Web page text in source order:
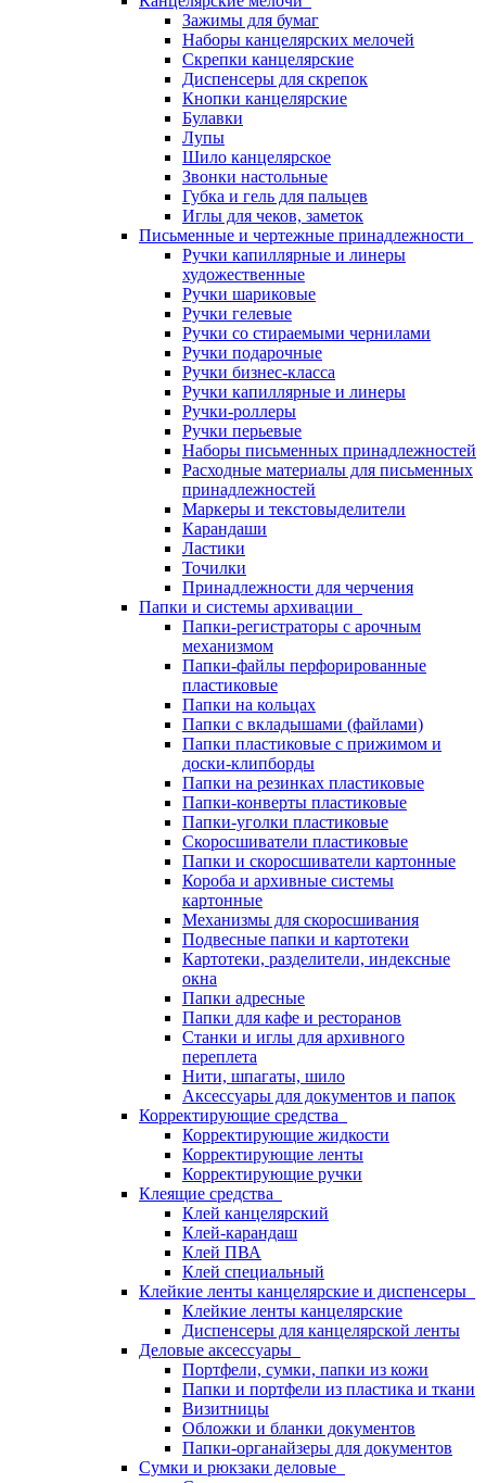
Зажимы для бумаг
Наборы канцелярских мелочей
Скрепки канцелярские
Диспенсеры для скрепок
Кнопки канцелярские
Булавки
Лупы
Шило канцелярское
Звонки настольные
Губка и гель для пальцев
Иглы для чеков, заметок
Письменные и чертежные принадлежности
Ручки капиллярные и линеры
художественные
Ручки шариковые
Ручки гелевые
Ручки со стираемыми чернилами
Ручки подарочные
Ручки бизнес-класса
Ручки капиллярные и линеры
Ручки-роллеры
Ручки перьевые
Наборы письменных принадлежностей
Расходные материалы для письменных
принадлежностей
Маркеры и текстовыделители
Карандаши
Ластики
Точилки
Принадлежности для черчения
Папки и системы архивации
Папки-регистраторы с арочным
механизмом
Папки-файлы перфорированные
пластиковые
Папки на кольцах
Папки с вкладышами (файлами)
Папки пластиковые с прижимом и
доски-клипборды
Папки на резинках пластиковые
Папки-конверты пластиковые
Папки-уголки пластиковые
Скоросшиватели пластиковые
Папки и скоросшиватели картонные
Короба и архивные системы
картонные
Механизмы для скоросшивания
Подвесные папки и картотеки
Картотеки, разделители, индексные
окна
Папки адресные
Папки для кафе и ресторанов
Станки и иглы для архивного
переплета
Нити, шпагаты, шило
Аксессуары для документов и папок
Корректирующие средства
Корректирующие жидкости
Корректирующие ленты
Корректирующие ручки
Клеящие средства
Клей канцелярский
Клей-карандаш
Клей ПВА
Клей специальный
Клейкие ленты канцелярские и диспенсеры
Клейкие ленты канцелярские
Диспенсеры для канцелярской ленты
Деловые аксессуары
Портфели, сумки, папки из кожи
Папки и портфели из пластика и ткани
Визитницы
Обложки и бланки документов
Папки-органайзеры для документов
Сумки и рюкзаки деловые